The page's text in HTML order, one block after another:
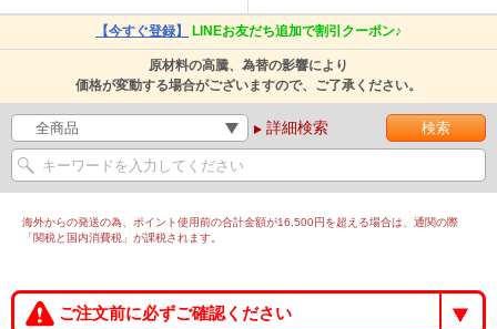
【今すぐ登録】 LINEお友だち追加で割引クーポン♪
原材料の高騰、為替の影響により
価格が変動する場合がございますので、ご了承ください。
詳細検索
海外からの発送の為、ポイント使用前の合計金額が16,500円を超える場合は、通関の際
「関税と国内消費税」が課税されます。
ご注文前に必ずご確認ください